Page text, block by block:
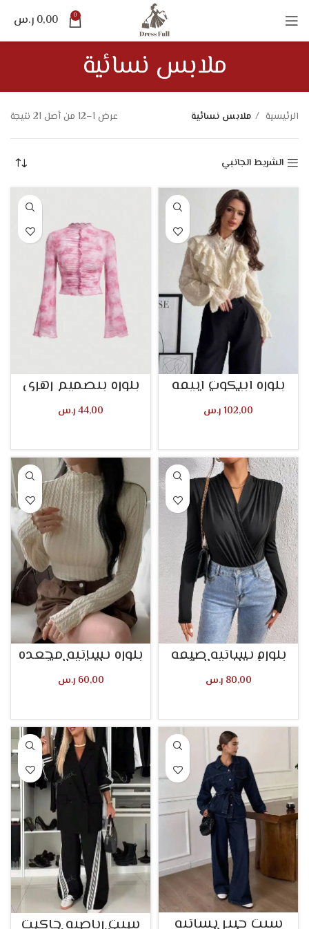
0
0,00 ر.س
ملابس نسائية
الرئيسية ملابس نسائية عرض 1–12 من أصل 21 نتيجة
الشريط الجانبي
بلوزة أبيكوت أنيقة
بكشكشة
102,00ر.س
بلوزة بتصميم زهري
44,00ر.س
بلوزة نسائية ضيقة
بأكتاف عالية
80,00 ر.س
بلوزة نسائية مجعدة
بياقة عالية
60,00 ر.س